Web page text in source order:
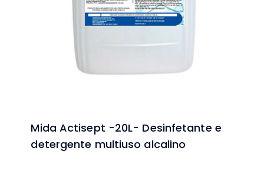
Mida Actisept -20L- Desinfetante e
detergente multiuso alcalino